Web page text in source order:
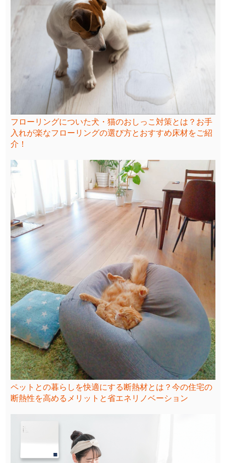
フローリングについた犬・猫のおしっこ対策とは？お手
入れが楽なフローリングの選び方とおすすめ床材をご紹
介！
ペットとの暮らしを快適にする断熱材とは？今の住宅の
断熱性を高めるメリットと省エネリノベーション